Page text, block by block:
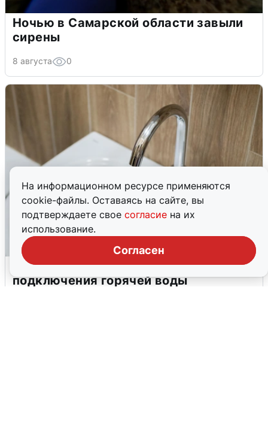
На информационном ресурсе применяются
cookie-файлы. Оставаясь на сайте, вы
подтверждаете свое согласие на их
использование.
Согласен
Ночью в Самарской области завыли
сирены
8 августа 0
В Архангельске перенесли сроки
подключения горячей воды